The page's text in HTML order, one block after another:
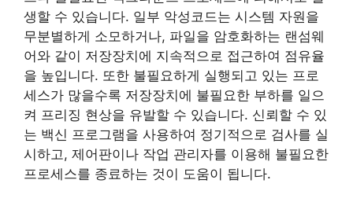
생할 수 있습니다. 일부 악성코드는 시스템 자원을
무분별하게 소모하거나, 파일을 암호화하는 랜섬웨
어와 같이 저장장치에 지속적으로 접근하여 점유율
을 높입니다. 또한 불필요하게 실행되고 있는 프로
세스가 많을수록 저장장치에 불필요한 부하를 일으
켜 프리징 현상을 유발할 수 있습니다. 신뢰할 수 있
는 백신 프로그램을 사용하여 정기적으로 검사를 실
시하고, 제어판이나 작업 관리자를 이용해 불필요한
프로세스를 종료하는 것이 도움이 됩니다.